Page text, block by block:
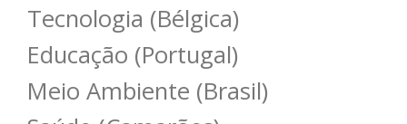
Tecnologia (Bélgica)
Educação (Portugal)
Meio Ambiente (Brasil)